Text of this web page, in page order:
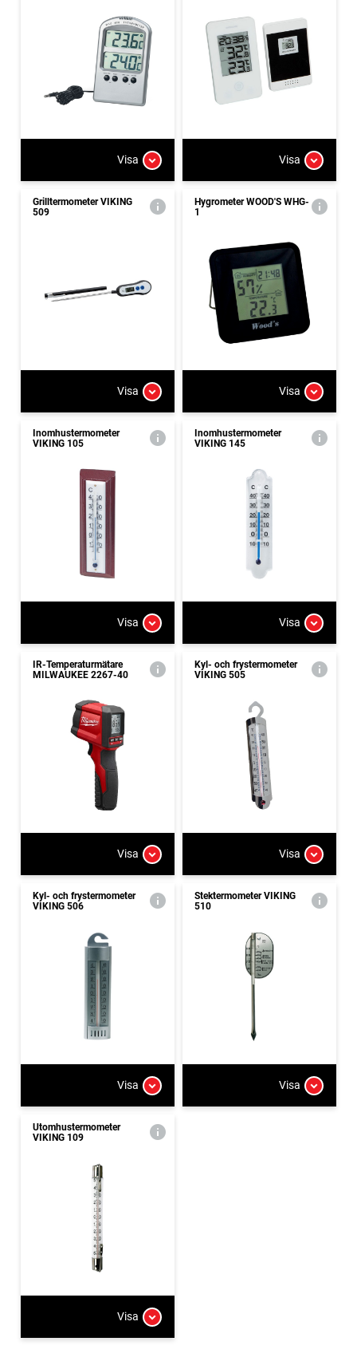
Visa Visa
Grilltermometer VIKING
509
Visa
Hygrometer WOOD'S WHG-
1
Visa
Inomhustermometer
VIKING 105
Visa
Inomhustermometer
VIKING 145
Visa
IR-Temperaturmätare
MILWAUKEE 2267-40
Visa
Kyl- och frystermometer
VIKING 505
Visa
Kyl- och frystermometer
VIKING 506
Visa
Stektermometer VIKING
510
Visa
Utomhustermometer
VIKING 109
Visa